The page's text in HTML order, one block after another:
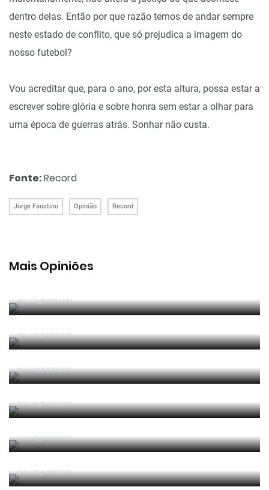
dentro delas. Então por que razão temos de andar sempre
neste estado de conflito, que só prejudica a imagem do
nosso futebol?
Vou acreditar que, para o ano, por esta altura, possa estar a
escrever sobre glória e sobre honra sem estar a olhar para
uma época de guerras atrás. Sonhar não custa.
Fonte:Record
Jorge Faustino Opinião Record
Mais Opiniões
PorJorge Faustino
PorJorge Faustino
PorJorge Faustino
PorJorge Faustino
PorJorge Faustino
PorJorge Faustino